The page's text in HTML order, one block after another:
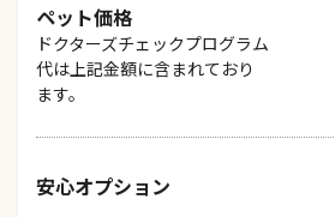
ペット価格
ドクターズチェックプログラム
代は上記金額に含まれており
ます。
安心オプション